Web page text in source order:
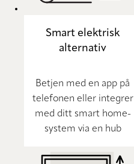
Smart elektrisk
alternativ
Betjen med en app på
telefonen eller integrer
med ditt smart home-
system via en hub